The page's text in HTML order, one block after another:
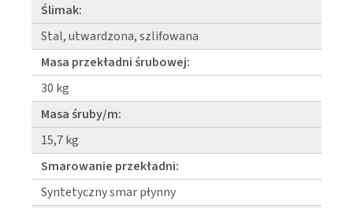
Ślimak:
Stal, utwardzona, szlifowana
Masa przekładni śrubowej:
30 kg
Masa śruby/m:
15,7 kg
Smarowanie przekładni:
Syntetyczny smar płynny